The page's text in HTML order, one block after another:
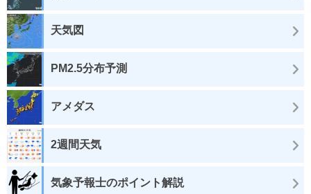
天気図
PM2.5分布予測
アメダス
2週間天気
気象予報士のポイント解説